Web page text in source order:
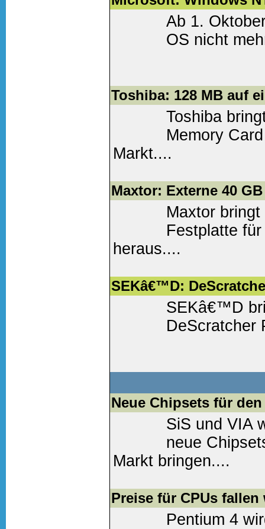
Ab 1.
OS nicht
Toshiba: 128 MB auf
Toshiba
Memory
Markt....
Weiter lesen(0
Maxtor: Externe 40
Maxtor
Festplatte
heraus....
Weiter lesen(0
SEKâ€™D:
SEKâ€™D
DeScratcher
Neue Chipsets für den
SiS und VIA
neue
Markt bringen....
Weiter lesen(0
Preise für CPUs fallen
Pentium 4